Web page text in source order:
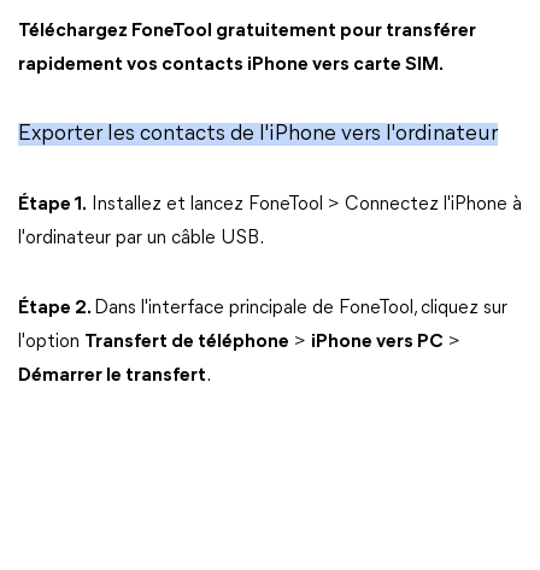
Téléchargez FoneTool gratuitement pour transférer
rapidement vos contacts iPhone vers carte SIM.
Exporter les contacts de l'iPhone vers l'ordinateur
Étape 1. Installez et lancez FoneTool > Connectez l'iPhone à
l'ordinateur par un câble USB.
Étape 2. Dans l'interface principale de FoneTool, cliquez sur
l'option Transfert de téléphone > iPhone vers PC >
Démarrer le transfert.